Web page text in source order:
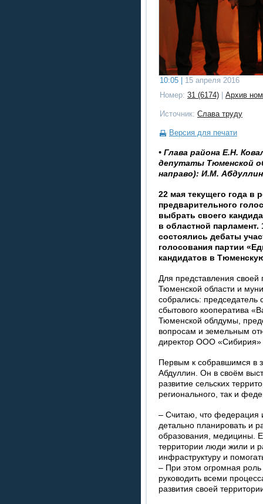
10:05 |
15 апреля 2016
Номер: 31 (6174) Архив
Источник: Слава труду
Версия для печати
• Глава района Е.Н.
депутаты Тюменской
направо): И.М.
22 мая текущего года в
предварительного
выбрать своего
в областной
состоялись дебаты
голосования партии
кандидатов в
Для представления своей
Тюменской области и
собрались: председатель
сбытового кооператива
Тюменской облдумы,
вопросам и земельным
директор ООО
Первым к собравшимся в
Абдуллин. Он в своём
развитие сельских
регионального, так и
– Считаю, что федерация
детально планировать и
образования, медицины.
территории люди жили и
инфраструктуру и
– При этом огромная
руководить всеми
развития своей